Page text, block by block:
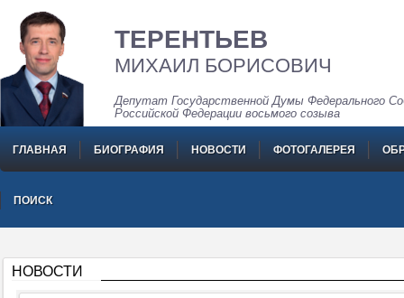
ТЕРЕНТЬЕВ
МИХАИЛ БОРИСОВИЧ
Депутат Государственной Думы Федерального
Российской Федерации восьмого созыва
ГЛАВНАЯ БИОГРАФИЯ НОВОСТИ ФОТОГАЛЕРЕЯ
ПОИСК
НОВОСТИ